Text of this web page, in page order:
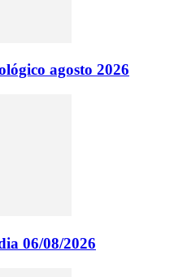
agosto 2026
06/08/2026